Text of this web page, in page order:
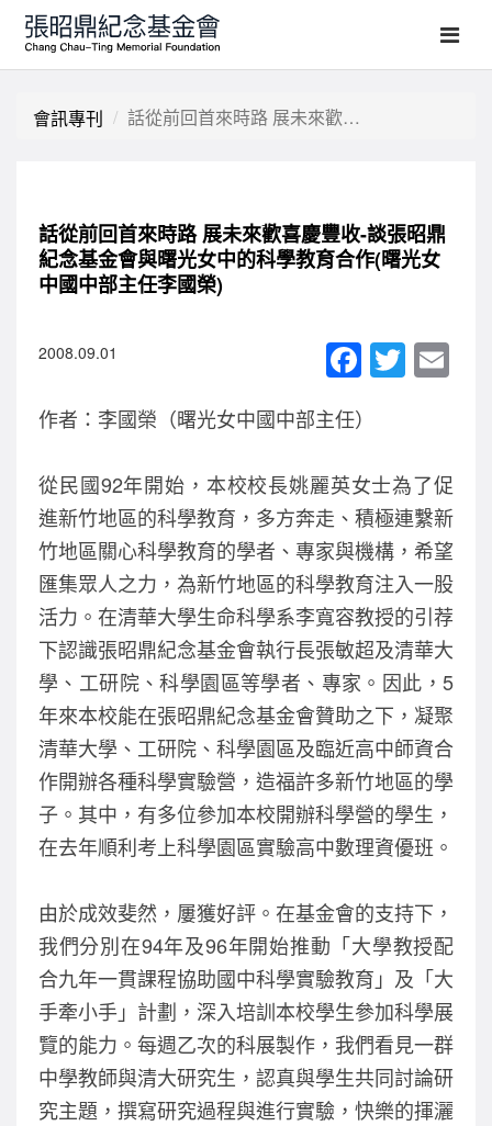
會訊專刊 話從前回首來時路 展未來歡喜慶豐收-談張昭鼎紀念基金會與曙光女中的科學教育合作(曙光女中國中部主任李國榮)
話從前回首來時路 展未來歡喜慶豐收-談張昭鼎
紀念基金會與曙光女中的科學教育合作(曙光女
中國中部主任李國榮)
2008.09.01 F
e
b
o
o
k
T
er
作者：李國榮（曙光女中國中部主任）
從民國92年開始，本校校長姚麗英女士為了促
進新竹地區的科學教育，多方奔走、積極連繫新
竹地區關心科學教育的學者、專家與機構，希望
匯集眾人之力，為新竹地區的科學教育注入一股
活力。在清華大學生命科學系李寬容教授的引荐
下認識張昭鼎紀念基金會執行長張敏超及清華大
學、工研院、科學園區等學者、專家。因此，5
年來本校能在張昭鼎紀念基金會贊助之下，凝聚
清華大學、工研院、科學園區及臨近高中師資合
作開辦各種科學實驗營，造福許多新竹地區的學
子。其中，有多位參加本校開辦科學營的學生，
在去年順利考上科學園區實驗高中數理資優班。
由於成效斐然，屢獲好評。在基金會的支持下，
我們分別在94年及96年開始推動「大學教授配
合九年一貫課程協助國中科學實驗教育」及「大
手牽小手」計劃，深入培訓本校學生參加科學展
覽的能力。每週乙次的科展製作，我們看見一群
中學教師與清大研究生，認真與學生共同討論研
究主題，撰寫研究過程與進行實驗，快樂的揮灑